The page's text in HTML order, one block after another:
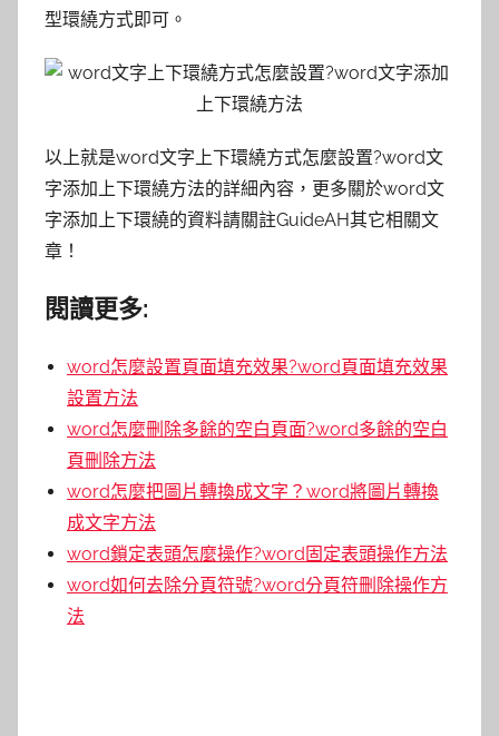
型環繞方式即可。
以上就是word文字上下環繞方式怎麼設置?word文
字添加上下環繞方法的詳細內容，更多關於word文
字添加上下環繞的資料請關註GuideAH其它相關文
章！
閱讀更多:
word怎麼設置頁面填充效果?word頁面填充效果
設置方法
word怎麼刪除多餘的空白頁面?word多餘的空白
頁刪除方法
word怎麼把圖片轉換成文字？word將圖片轉換
成文字方法
word鎖定表頭怎麼操作?word固定表頭操作方法
word如何去除分頁符號?word分頁符刪除操作方
法